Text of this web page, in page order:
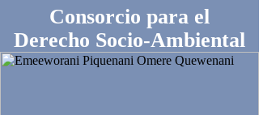
Consorcio para el
Derecho Socio-Ambiental